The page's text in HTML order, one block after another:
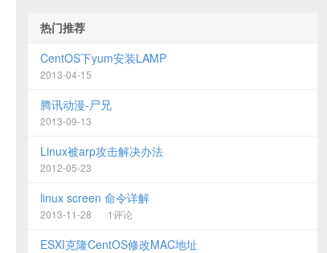
热门推荐
CentOS下yum安装LAMP
2013-04-15
腾讯动漫-尸兄
2013-09-13
Linux被arp攻击解决办法
2012-05-23
linux screen 命令详解
2013-11-28 1评论
ESXI克隆CentOS修改MAC地址